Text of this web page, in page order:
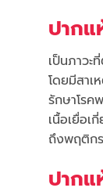
ปากแ
เป็นภาวะ
โดยมีสาเ
รักษาโรค
เนื้อเยื่อเ
ถึงพฤติก
ปากแ